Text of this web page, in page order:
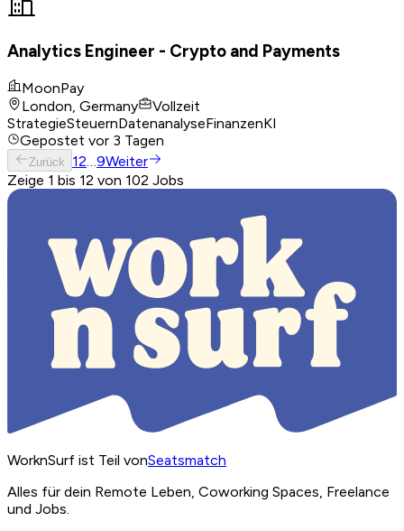
Analytics Engineer - Crypto and Payments
MoonPay
London, Germany
Vollzeit
StrategieSteuernDatenanalyseFinanzenKI
Gepostet vor 3 Tagen
Zurück 12 9Weiter
Zeige 1 bis 12 von 102 Jobs
WorknSurf ist Teil vonSeatsmatch
Alles für dein Remote Leben, Coworking Spaces, Freelance
und Jobs.